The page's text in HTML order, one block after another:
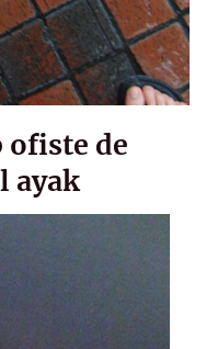
ofiste de
ayak